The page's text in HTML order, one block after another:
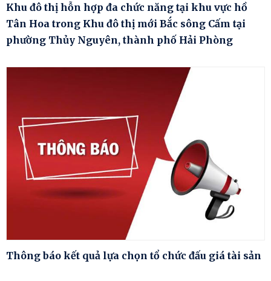
Khu đô thị hỗn hợp đa chức năng tại khu vực hồ
Tân Hoa trong Khu đô thị mới Bắc sông Cấm tại
phường Thủy Nguyên, thành phố Hải Phòng
Thông báo kết quả lựa chọn tổ chức đấu giá tài sản